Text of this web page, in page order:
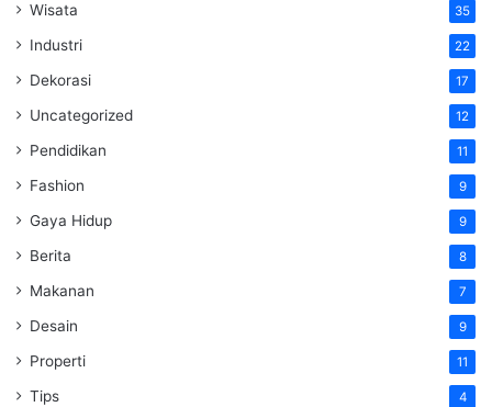
Wisata 35
Industri 22
Dekorasi 17
Uncategorized 12
Pendidikan 11
Fashion 9
Gaya Hidup 9
Berita 8
Makanan 7
Desain 9
Properti 11
Tips 4